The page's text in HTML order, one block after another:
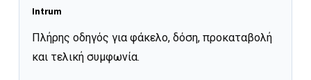
Intrum
Πλήρης οδηγός για φάκελο, δόση, προκαταβολή
και τελική συμφωνία.